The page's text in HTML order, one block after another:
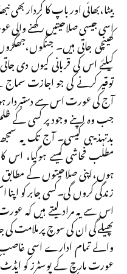
بیٹا،بھائی اور باپ کا کردار بھی
اسی جیسی صلاحیتیں رکھنے
کھینچی جاتی ہیں۔
کیلئے اس کی قربانی کیوں
توقیر کرنے کی جو اجازت
آج کی عورت اس سے دستبردار
جب وہ اپنے وجود پر کسی کے ظلم
بدتہذیبی کیسی۔ آج تک یہ
مطلب فحاشی کیسے ہوگیا، اس
ہوں،اپنی صلاحیتوں کے
زندگی کروں گی۔کسی جابر کو
اس سے یہ مراد لیتے ہیں کہ
پھیلے گی ان کی سوچ پر ملامت
والے تمام ادارے اسی غاصب
عورت مارچ کے پوسٹرز کو